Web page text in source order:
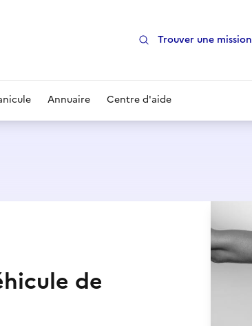
Trouver une mission
Annuaire Centre d'aide
de